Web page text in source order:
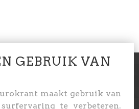
GEBRUIK VAN
maakt gebruik van
te verbeteren.
in elke bus"